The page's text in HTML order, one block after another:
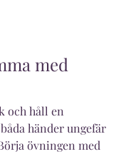
med
och håll en
händer ungefär
övningen med